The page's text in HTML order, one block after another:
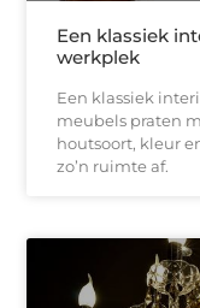
Een klassiek
werkplek
Een klassiek
meubels praten
houtsoort, kleur
zo’n ruimte af.